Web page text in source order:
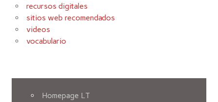
recursos digitales
sitios web recomendados
videos
vocabulario
Homepage LT